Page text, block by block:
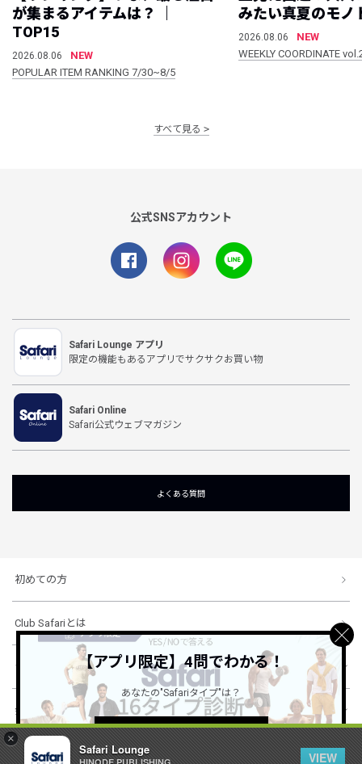
×
Safari Lounge
VIEW
が集まるアイテムは？ ｜
TOP15
2026.08.06
NEW
POPULAR ITEM RANKING 7/30~8/5
みたい真夏のモノ
2026.08.06
NEW
WEEKLY COORDINATE
すべて見る
公式SNSアカウント
Safari Lounge アプリ
限定の機能もあるアプリでサクサクお買い物
Safari Online
Safari公式ウェブマガジン
よくある質問
初めての方
Club Safariとは
ショッピングガイド
会社概要・規約
【アプリ限定】4問でわかる！
あなたの"Safariタイプ"は？
詳しくはこちら ＞